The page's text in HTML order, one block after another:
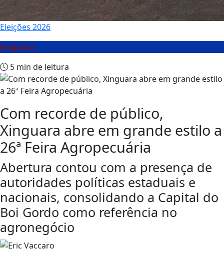
Eleições 2026
Xinguara
5 min de leitura
Com recorde de público,
Xinguara abre em grande estilo a
26ª Feira Agropecuária
Abertura contou com a presença de
autoridades políticas estaduais e
nacionais, consolidando a Capital do
Boi Gordo como referência no
agronegócio